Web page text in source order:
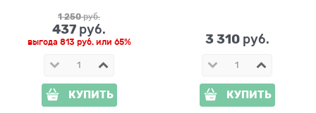
1 250 руб.
437 руб.
выгода 813 руб.или 65%
КУПИТЬ
3 310 руб.
КУПИТЬ